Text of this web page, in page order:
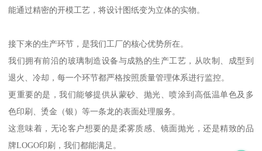
能通过精密的开模工艺，将设计图纸变为立体的实物。
接下来的生产环节，是我们工厂的核心优势所在。
我们拥有前沿的玻璃制造设备与成熟的生产工艺，从吹制、成型到
退火、冷却，每一个环节都严格按照质量管理体系进行监控。
更重要的是，我们能够提供从蒙砂、抛光、喷涂到高低温单色及多
色印刷、烫金（银）等一条龙的表面处理服务。
这意味着，无论客户想要的是柔雾质感、镜面抛光，还是精致的品
牌LOGO印刷，我们都能满足。